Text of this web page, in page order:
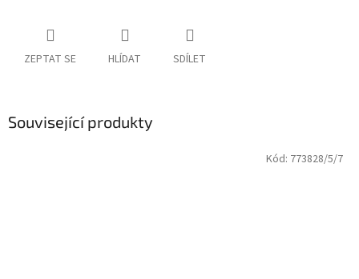
ZEPTAT SE HLÍDAT SDÍLET
Související produkty
Kód: 773828/5/7